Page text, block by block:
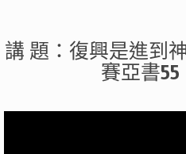
講 題：復興是進到
賽亞書55